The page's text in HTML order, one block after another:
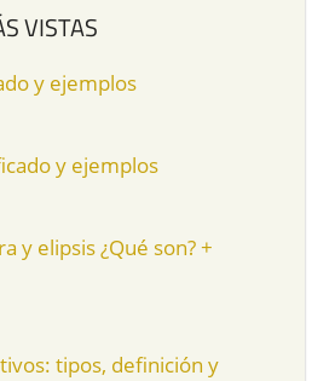
VISTAS
y ejemplos
y ejemplos
y elipsis ¿Qué son? +
tipos, definición y